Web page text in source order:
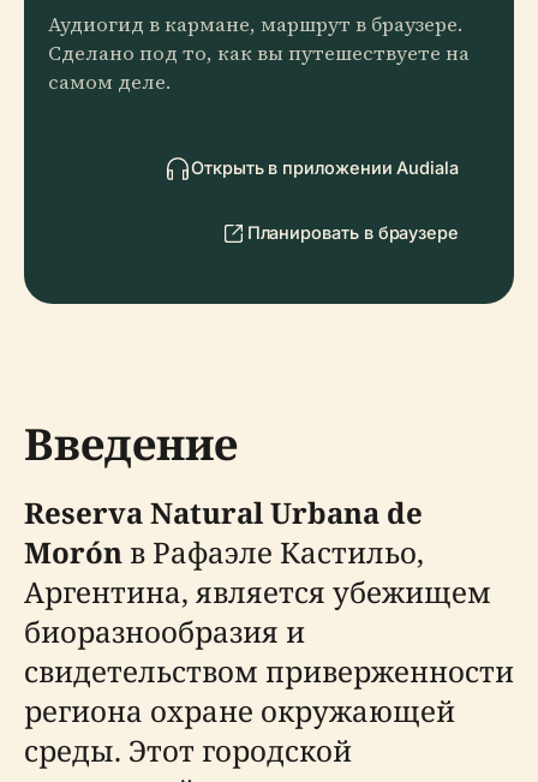
Аудиогид в кармане, маршрут в браузере.
Сделано под то, как вы путешествуете на
самом деле.
Открыть в приложении Audiala
Планировать в браузере
Введение
Reserva Natural Urbana de
Morón в Рафаэле Кастильо,
Аргентина, является убежищем
биоразнообразия и
свидетельством приверженности
региона охране окружающей
среды. Этот городской